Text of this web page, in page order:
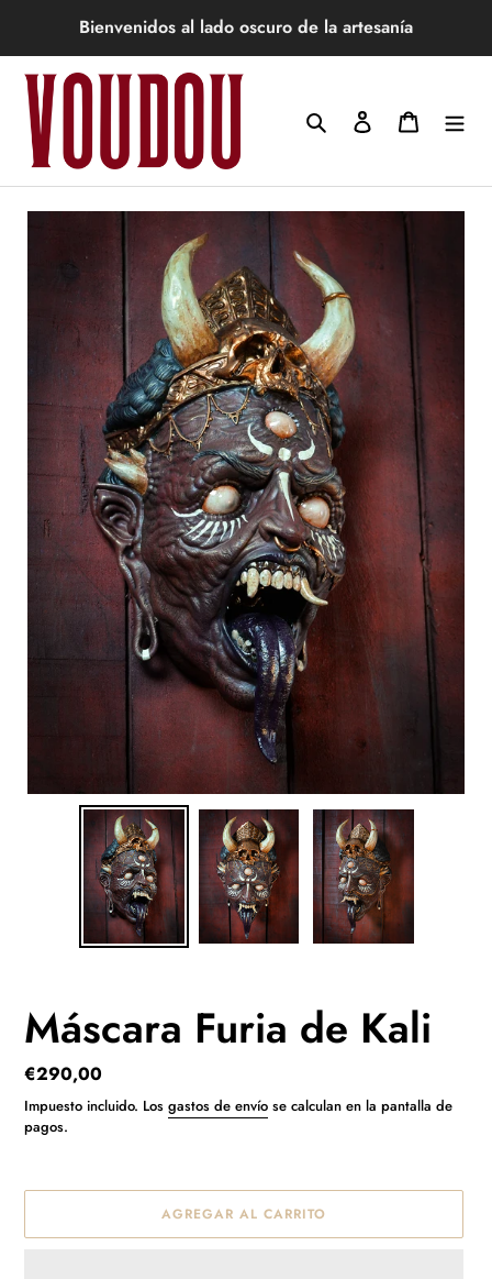
directamente
al
contenido
Bienvenidos al lado oscuro de la artesanía
Buscar Ingresar Carrito
Máscara Furia de Kali
Precio
habitual
€290,00
Impuesto incluido. Los gastos de envío se calculan en la pantalla de
pagos.
AGREGAR AL CARRITO